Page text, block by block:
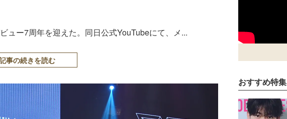
ュー7周年を迎えた。同日公式YouTubeにて、メ...
事の続きを読む
おすすめ特集